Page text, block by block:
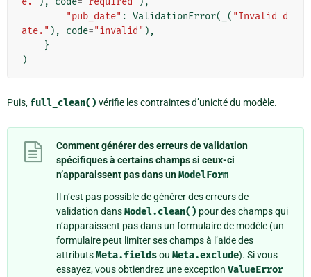
"pub_date" : ValidationError( ( "Invalid d
ate." ), code="invalid" ),
}
)
Puis, full_clean() vérifie les contraintes d’unicité du modèle.
Comment générer des erreurs de validation
spécifiques à certains champs si ceux-ci
n’apparaissent pas dans unModelForm
Il n’est pas possible de générer des erreurs de
validation dansModel.clean() pour des champs qui
n’apparaissent pas dans un formulaire de modèle (un
formulaire peut limiter ses champs à l’aide des
attributsMeta.fieldsou Meta.exclude). Si vous
essayez, vous obtiendrez une exception ValueError